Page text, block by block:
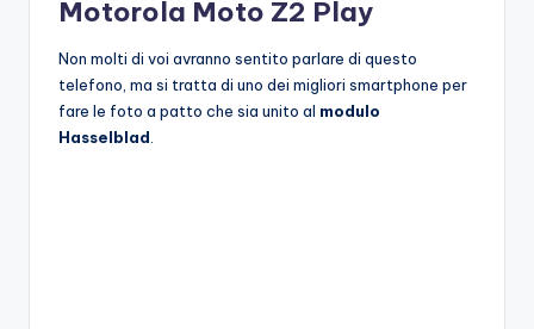
Motorola Moto Z2 Play
Non molti di voi avranno sentito parlare di questo
telefono, ma si tratta di uno dei migliori smartphone per
fare le foto a patto che sia unito al modulo
Hasselblad.